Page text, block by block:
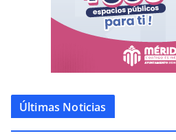
Últimas Noticias